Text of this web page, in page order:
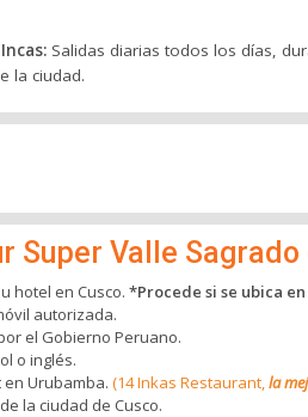
Salidas diarias todos los días,
la ciudad.
Super Valle
hotel en Cusco. *Procede si se ubica
autorizada.
el Gobierno Peruano.
o inglés.
Urubamba. (14 Inkas Restaurant,la
la ciudad de Cusco.